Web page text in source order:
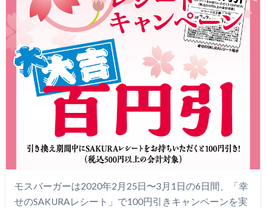
モスバーガーは2020年2月25日〜3月1日の6日間、「幸
せのSAKURAレシート」で100円引きキャンペーンを実